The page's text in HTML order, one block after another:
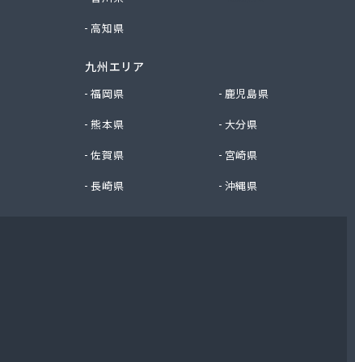
高知県
九州エリア
福岡県
鹿児島県
熊本県
大分県
佐賀県
宮崎県
長崎県
沖縄県